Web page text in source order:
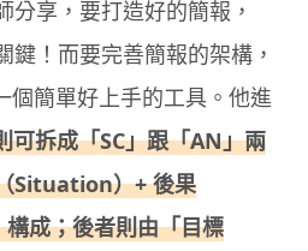
分享，要打造好的簡報，
鍵！而要完善簡報的架構，
個簡單好上手的工具。他進
可拆成「SC」跟「AN」兩
Situation）+ 後果
成；後者則由「目標